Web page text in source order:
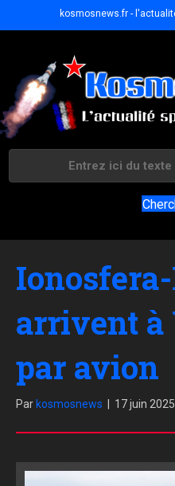
kosmosnews.fr -
arrivent à
par avion
Par kosmosnews 17 juin 2025